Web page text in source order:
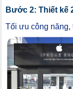
Bước 2: Thiết kế
Tối ưu công năng,